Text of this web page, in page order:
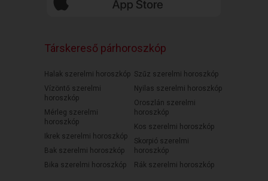
Társkereső párhoroszkóp
Halak szerelmi horoszkóp
Vízöntő szerelmi
horoszkóp
Mérleg szerelmi
horoszkóp
Ikrek szerelmi horoszkóp
Bak szerelmi horoszkóp
Bika szerelmi horoszkóp
Szűz szerelmi horoszkóp
Nyilas szerelmi horoszkóp
Oroszlán szerelmi
horoszkóp
Kos szerelmi horoszkóp
Skorpió szerelmi
horoszkóp
Rák szerelmi horoszkóp